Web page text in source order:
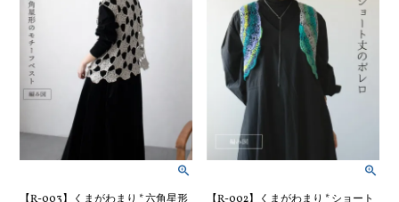
【R-003】くまがわまり * 六角星形 【R-002】くまがわまり * ショート